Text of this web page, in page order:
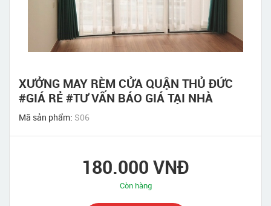
XƯỞNG MAY RÈM CỬA QUẬN THỦ ĐỨC
#GIÁ RẺ #TƯ VẤN BÁO GIÁ TẠI NHÀ
Mã sản phẩm: S06
180.000 VNĐ
Còn hàng